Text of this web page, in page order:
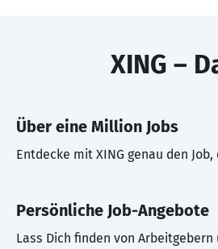
XING –
Über eine Million Jobs
Entdecke mit XING genau den
Persönliche Job-Angebote
Lass Dich finden von